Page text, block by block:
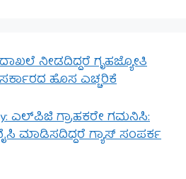
ದಾಖಲೆ ನೀಡದಿದ್ದರೆ ಗೃಹಜ್ಯೋತಿ
ಹೊಸ ಎಚ್ಚರಿಕೆ
ಎಲ್‌ಪಿಜಿ ಗ್ರಾಹಕರೇ ಗಮನಿಸಿ:
ಮಾಡಿಸದಿದ್ದರೆ ಗ್ಯಾಸ್ ಸಂಪರ್ಕ